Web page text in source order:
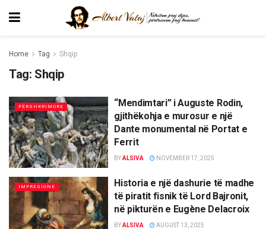
Home Tag Shqip
Tag: Shqip
PËRSHKRIMORE
“Mendimtari” i Auguste Rodin,
gjithëkohja e murosur e një
Dante monumental në Portat e
Ferrit
BYALSIVA NOVEMBER 17, 2025
IMPRESIONE
Historia e një dashurie të madhe
të piratit fisnik të Lord Bajronit,
në pikturën e Eugène Delacroix
BYALSIVA AUGUST 13, 2025